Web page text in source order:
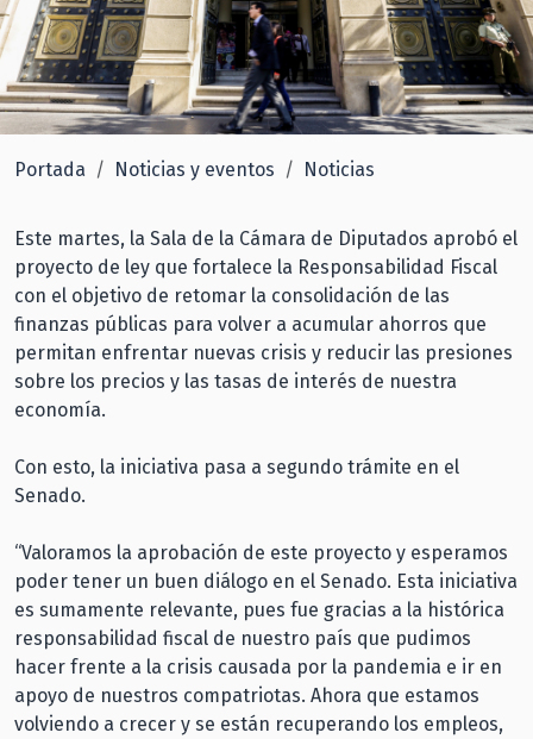
Portada Noticias y eventos Noticias
Este martes, la Sala de la Cámara de Diputados aprobó el
proyecto de ley que fortalece la Responsabilidad Fiscal
con el objetivo de retomar la consolidación de las
finanzas públicas para volver a acumular ahorros que
permitan enfrentar nuevas crisis y reducir las presiones
sobre los precios y las tasas de interés de nuestra
economía.
Con esto, la iniciativa pasa a segundo trámite en el
Senado.
“Valoramos la aprobación de este proyecto y esperamos
poder tener un buen diálogo en el Senado. Esta iniciativa
es sumamente relevante, pues fue gracias a la histórica
responsabilidad fiscal de nuestro país que pudimos
hacer frente a la crisis causada por la pandemia e ir en
apoyo de nuestros compatriotas. Ahora que estamos
volviendo a crecer y se están recuperando los empleos,